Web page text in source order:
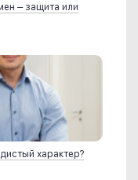
– защита или
характер?